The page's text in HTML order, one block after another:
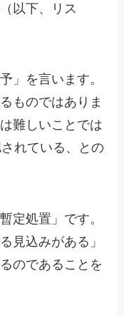
以下、リス
」を言います。
ものではありま
難しいことでは
れている、との
定処置」です。
見込みがある」
のであることを